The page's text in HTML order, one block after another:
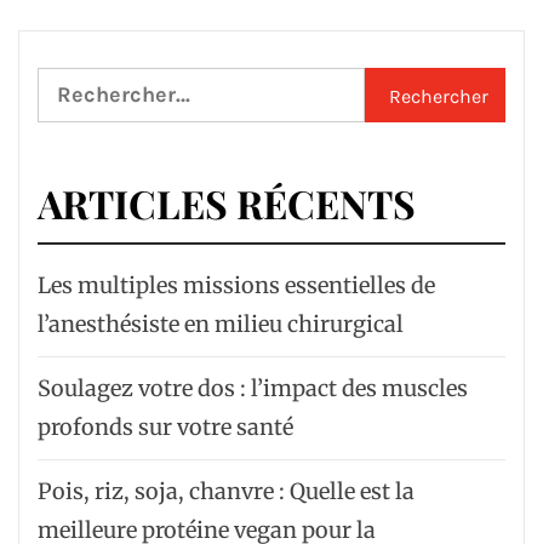
Rechercher :
ARTICLES RÉCENTS
Les multiples missions essentielles de
l’anesthésiste en milieu chirurgical
Soulagez votre dos : l’impact des muscles
profonds sur votre santé
Pois, riz, soja, chanvre : Quelle est la
meilleure protéine vegan pour la